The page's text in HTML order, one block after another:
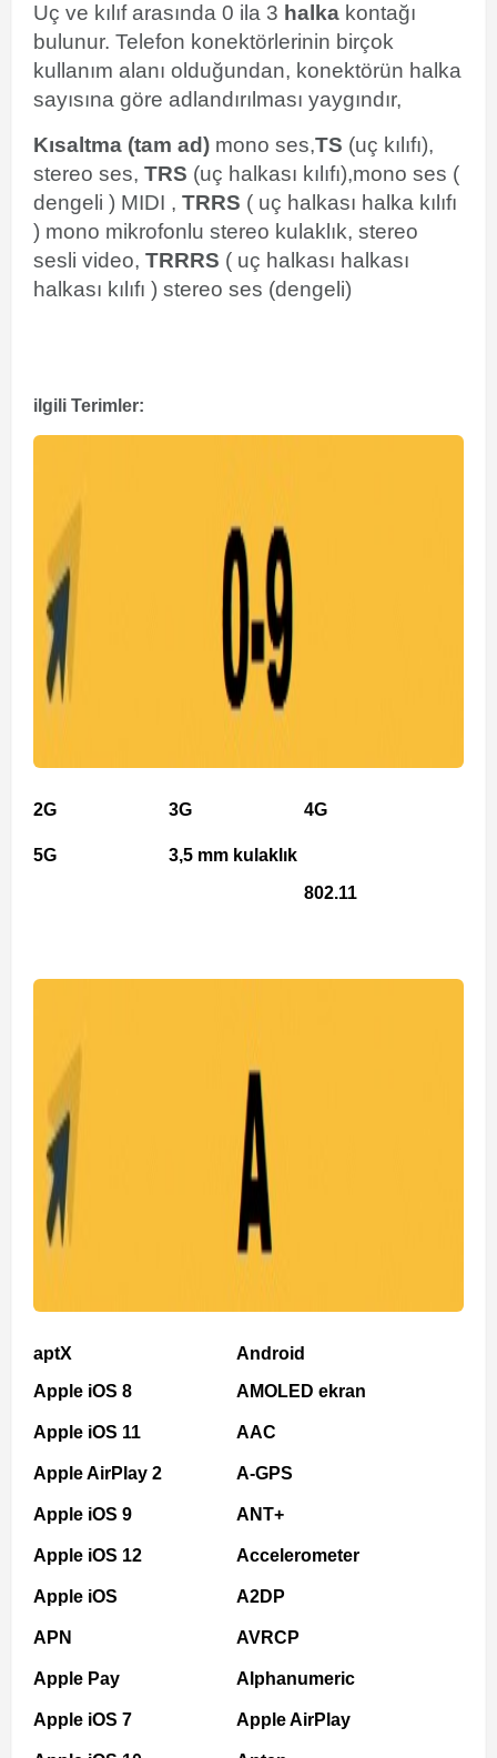
Uç ve kılıf arasında 0 ila 3 halka kontağı
bulunur. Telefon konektörlerinin birçok
kullanım alanı olduğundan, konektörün halka
sayısına göre adlandırılması yaygındır,
Kısaltma (tam ad) mono ses,TS (uç kılıfı),
stereo ses, TRS (uç halkası kılıfı),mono ses (
dengeli ) MIDI , TRRS ( uç halkası halka kılıfı
) mono mikrofonlu stereo kulaklık, stereo
sesli video, TRRRS ( uç halkası halkası
halkası kılıfı ) stereo ses (dengeli)
ilgili Terimler:
2G 3G 4G
5G
3,5 mm kulaklık
802.11
aptX
Apple iOS 8
Apple iOS 11
Apple AirPlay 2
Apple iOS 9
Apple iOS 12
Apple iOS
APN
Apple Pay
Apple iOS 7
Android
AMOLED ekran
AAC
A-GPS
ANT+
Accelerometer
A2DP
AVRCP
Alphanumeric
Apple AirPlay